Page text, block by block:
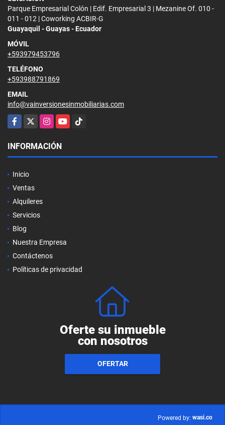
Parque Empresarial Colón | Edif. Empresarial 3 | Mezanine Of. 010 -
011 - 012 | Coworking ACBIR-G
Guayaquil - Guayas - Ecuador
MÓVIL
+593979453796
TELÉFONO
+593988791869
EMAIL
info@vainversionesinmobiliarias.com
Facebook
X InstagramYouTubeTikTok
INFORMACIÓN
Inicio
Ventas
Alquileres
Servicios
Blog
Nuestra Empresa
Contáctenos
Políticas de privacidad
Oferte su inmueble
con nosotros
OFERTAR
Powered by: wasi.co